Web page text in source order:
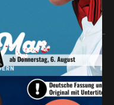
Heute Morgen